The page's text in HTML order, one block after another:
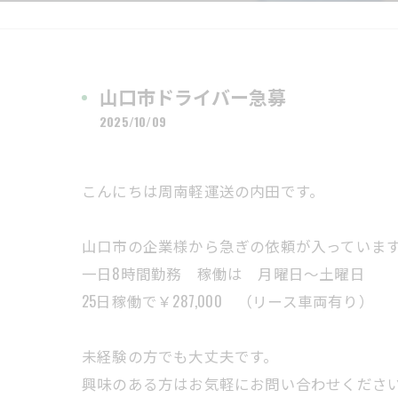
山口市ドライバー急募
2025/10/09
こんにちは周南軽運送の内田です。
山口市の企業様から急ぎの依頼が入っています
一日8時間勤務 稼働は 月曜日～土曜日
25日稼働で￥287,000 （リース車両有り）
未経験の方でも大丈夫です。
興味のある方はお気軽にお問い合わせください